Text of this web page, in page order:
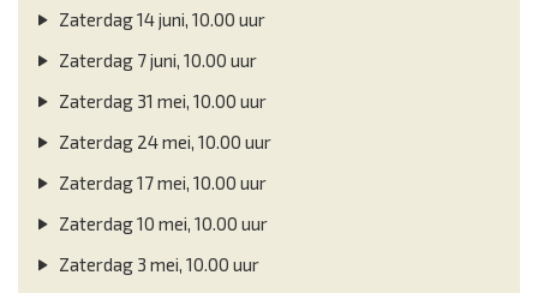
Zaterdag 14 juni, 10.00 uur
Zaterdag 7 juni, 10.00 uur
Zaterdag 31 mei, 10.00 uur
Zaterdag 24 mei, 10.00 uur
Zaterdag 17 mei, 10.00 uur
Zaterdag 10 mei, 10.00 uur
Zaterdag 3 mei, 10.00 uur